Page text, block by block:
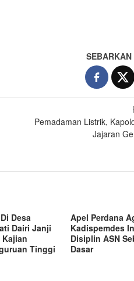
SEBARKAN
Pemadaman Listrik,
Jajaran
Desa
Dairi Janji
Tinggi
Apel Perdana
Kadispemdes
Disiplin ASN
Dasar